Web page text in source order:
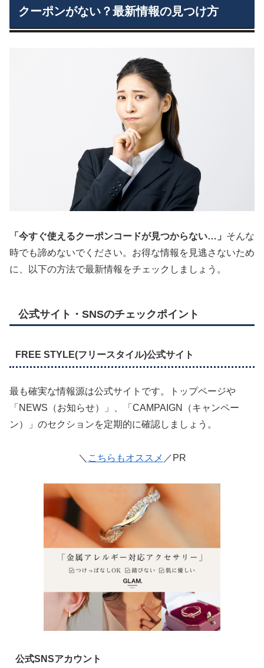
クーポンがない？最新情報の見つけ方
「今すぐ使えるクーポンコードが見つからない…」 そんな
時でも諦めないでください。お得な情報を見逃さないため
に、以下の方法で最新情報をチェックしましょう。
公式サイト・SNSのチェックポイント
FREE STYLE(フリースタイル)公式サイト
最も確実な情報源は公式サイトです。トップページや
「NEWS（お知らせ）」、「CAMPAIGN（キャンペー
ン）」のセクションを定期的に確認しましょう。
＼ こちらもオススメ ／PR
公式SNSアカウント